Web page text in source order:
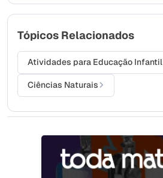
Tópicos Relacionados
Atividades para Educação Infantil
Ciências Naturais